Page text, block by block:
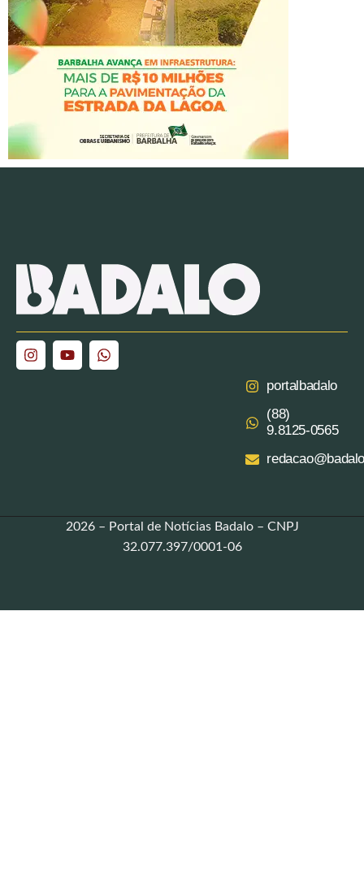
portalbadalo
(88)
9.8125‑0565‬
2026 – Portal de Notícias Badalo – CNPJ
32.077.397/0001-06